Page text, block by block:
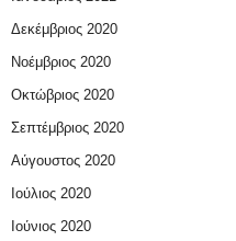
Δεκέμβριος 2020
Νοέμβριος 2020
Οκτώβριος 2020
Σεπτέμβριος 2020
Αύγουστος 2020
Ιούλιος 2020
Ιούνιος 2020